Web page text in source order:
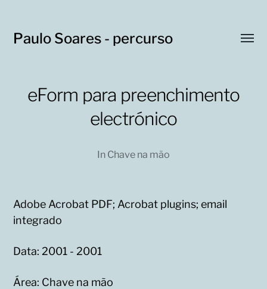
Paulo Soares - percurso
eForm para preenchimento
electrónico
In Chave na mão
Adobe Acrobat PDF; Acrobat plugins; email
integrado
Data: 2001 - 2001
Área: Chave na mão